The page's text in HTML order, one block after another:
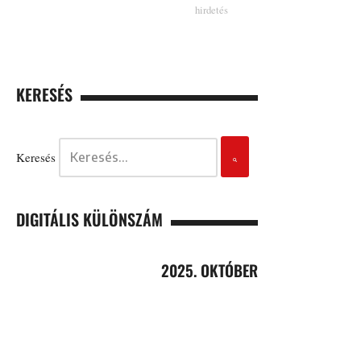
KERESÉS
Keresés
DIGITÁLIS KÜLÖNSZÁM
2025. OKTÓBER